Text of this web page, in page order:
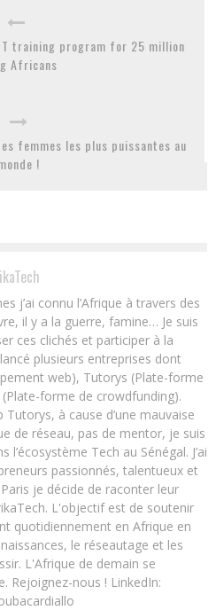
training program for 25 million
Africans
femmes les plus puissantes au
!
j’ai connu l’Afrique à travers des
il y a la guerre, famine… Je suis
ces clichés et participer à la
plusieurs entreprises dont
web), Tutorys (Plate-forme
forme de crowdfunding).
à cause d’une mauvaise
de réseau, pas de mentor, je suis
Tech au Sénégal. J’ai
passionnés, talentueux et
je décide de raconter leur
L'objectif est de soutenir
quotidiennement en Afrique en
le réseautage et les
L'Afrique de demain se
Rejoignez-nous ! LinkedIn: